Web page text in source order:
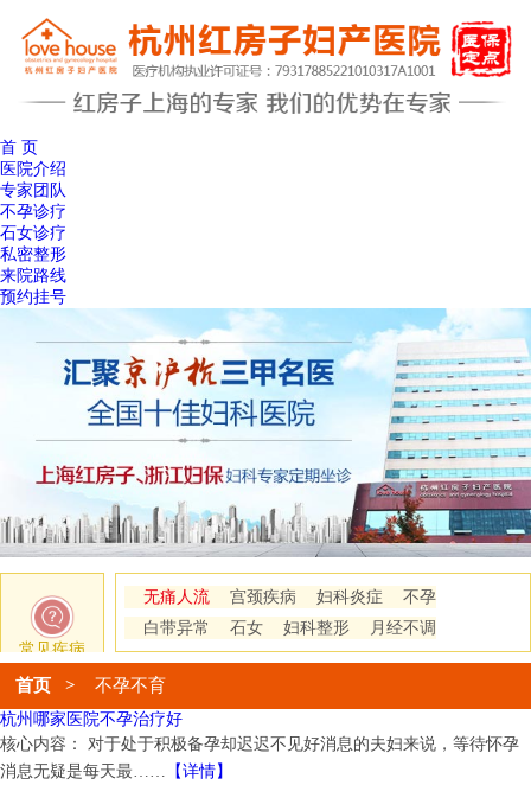
首 页
医院介绍
专家团队
不孕诊疗
石女诊疗
私密整形
来院路线
预约挂号
常见疾病
无痛人流 宫颈疾病 妇科炎症
不孕
白带异常
石女 妇科整形 月经不调
首页> 不孕不育
杭州哪家医院不孕治疗好
核心内容： 对于处于积极备孕却迟迟不见好消息的夫妇来说，等待怀孕
消息无疑是每天最…… 【详情】